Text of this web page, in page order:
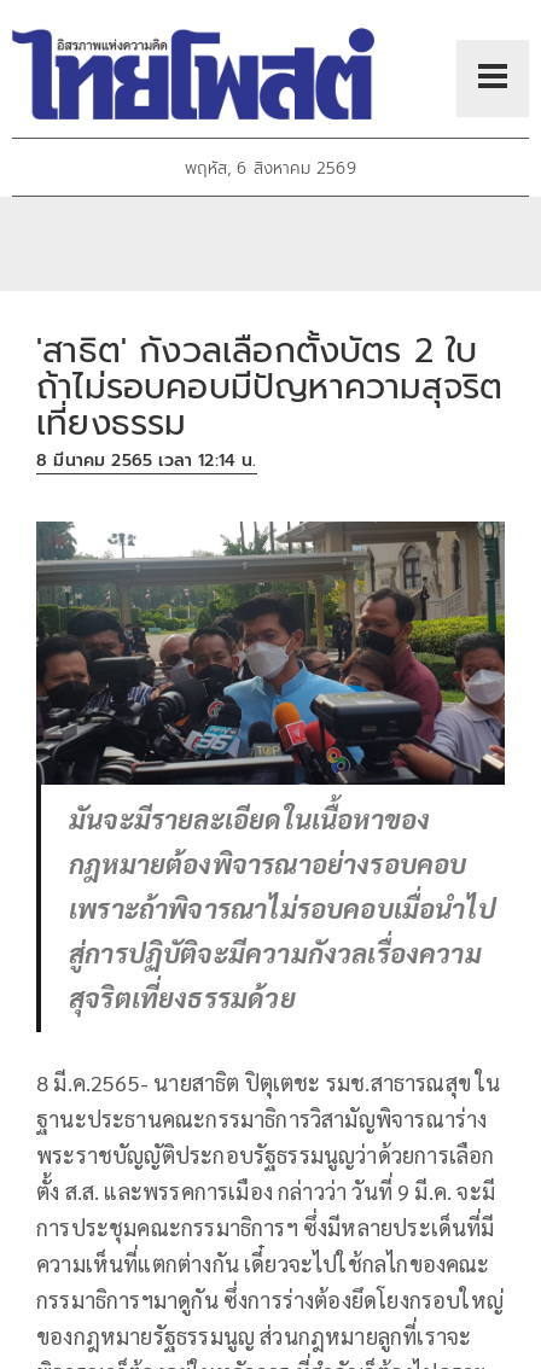
พฤหัส, 6 สิงหาคม 2569
'สาธิต' กังวลเลือกตั้งบัตร 2 ใบ
ถ้าไม่รอบคอบมีปัญหาความสุจริต
เที่ยงธรรม
8 มีนาคม 2565 เวลา 12:14 น.
มันจะมีรายละเอียดในเนื้อหาของ
กฎหมายต้องพิจารณาอย่างรอบคอบ
เพราะถ้าพิจารณาไม่รอบคอบเมื่อนำไป
สู่การปฏิบัติจะมีความกังวลเรื่องความ
สุจริตเที่ยงธรรมด้วย
8 มี.ค.2565- นายสาธิต ปิตุเตชะ รมช.สาธารณสุข ใน
ฐานะประธานคณะกรรมาธิการวิสามัญพิจารณาร่าง
พระราชบัญญัติประกอบรัฐธรรมนูญว่าด้วยการเลือก
ตั้ง ส.ส. และพรรคการเมือง กล่าวว่า วันที่ 9 มี.ค. จะมี
การประชุมคณะกรรมาธิการฯ ซึ่งมีหลายประเด็นที่มี
ความเห็นที่แตกต่างกัน เดี๋ยวจะไปใช้กลไกของคณะ
กรรมาธิการฯมาดูกัน ซึ่งการร่างต้องยึดโยงกรอบใหญ่
ของกฎหมายรัฐธรรมนูญ ส่วนกฎหมายลูกที่เราจะ